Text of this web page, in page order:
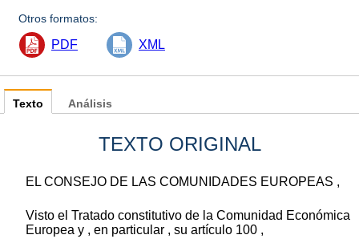
Otros formatos:
PDF XML
Texto
TEXTO ORIGINAL
EL CONSEJO DE LAS COMUNIDADES EUROPEAS ,
Visto el Tratado constitutivo de la Comunidad Económica
Europea y , en particular , su artículo 100 ,
Análisis